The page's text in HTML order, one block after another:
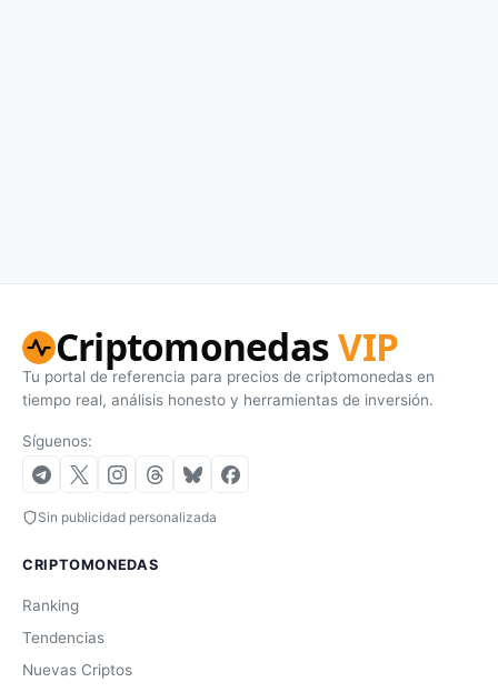
CriptomonedasVIP
Tu portal de referencia para precios de criptomonedas en
tiempo real, análisis honesto y herramientas de inversión.
Síguenos:
Sin publicidad personalizada
CRIPTOMONEDAS
Ranking
Tendencias
Nuevas Criptos